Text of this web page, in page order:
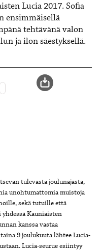
Lucia 2017. Sofia
ensimmäisellä
tehtävänä valon
ja ilon säestyksellä.
tulevasta joulunajasta,
unohtumattomia muistoja
sekä tutuille että
Kauniaisten
kanssa vastaa
9 joulukuuta lähtee Lucia-
Lucia-seurue esiintyy